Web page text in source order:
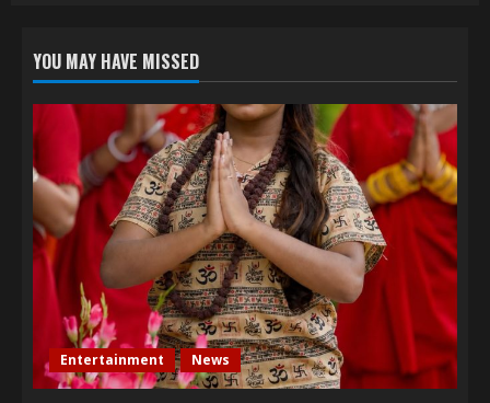
YOU MAY HAVE MISSED
Entertainment News